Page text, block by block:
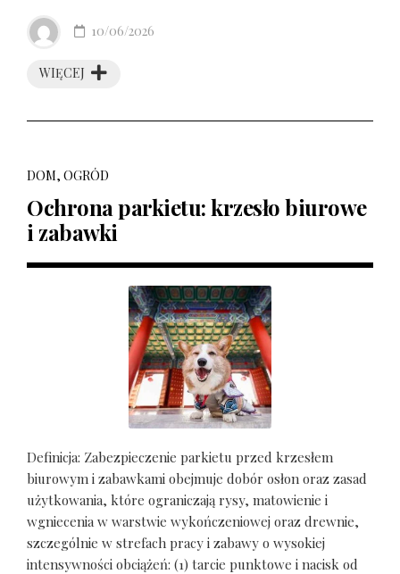
WIĘCEJ
10/06/2026
DOM, OGRÓD
Ochrona parkietu: krzesło biurowe
i zabawki
Definicja: Zabezpieczenie parkietu przed krzesłem
biurowym i zabawkami obejmuje dobór osłon oraz zasad
użytkowania, które ograniczają rysy, matowienie i
wgniecenia w warstwie wykończeniowej oraz drewnie,
szczególnie w strefach pracy i zabawy o wysokiej
intensywności obciążeń: (1) tarcie punktowe i nacisk od